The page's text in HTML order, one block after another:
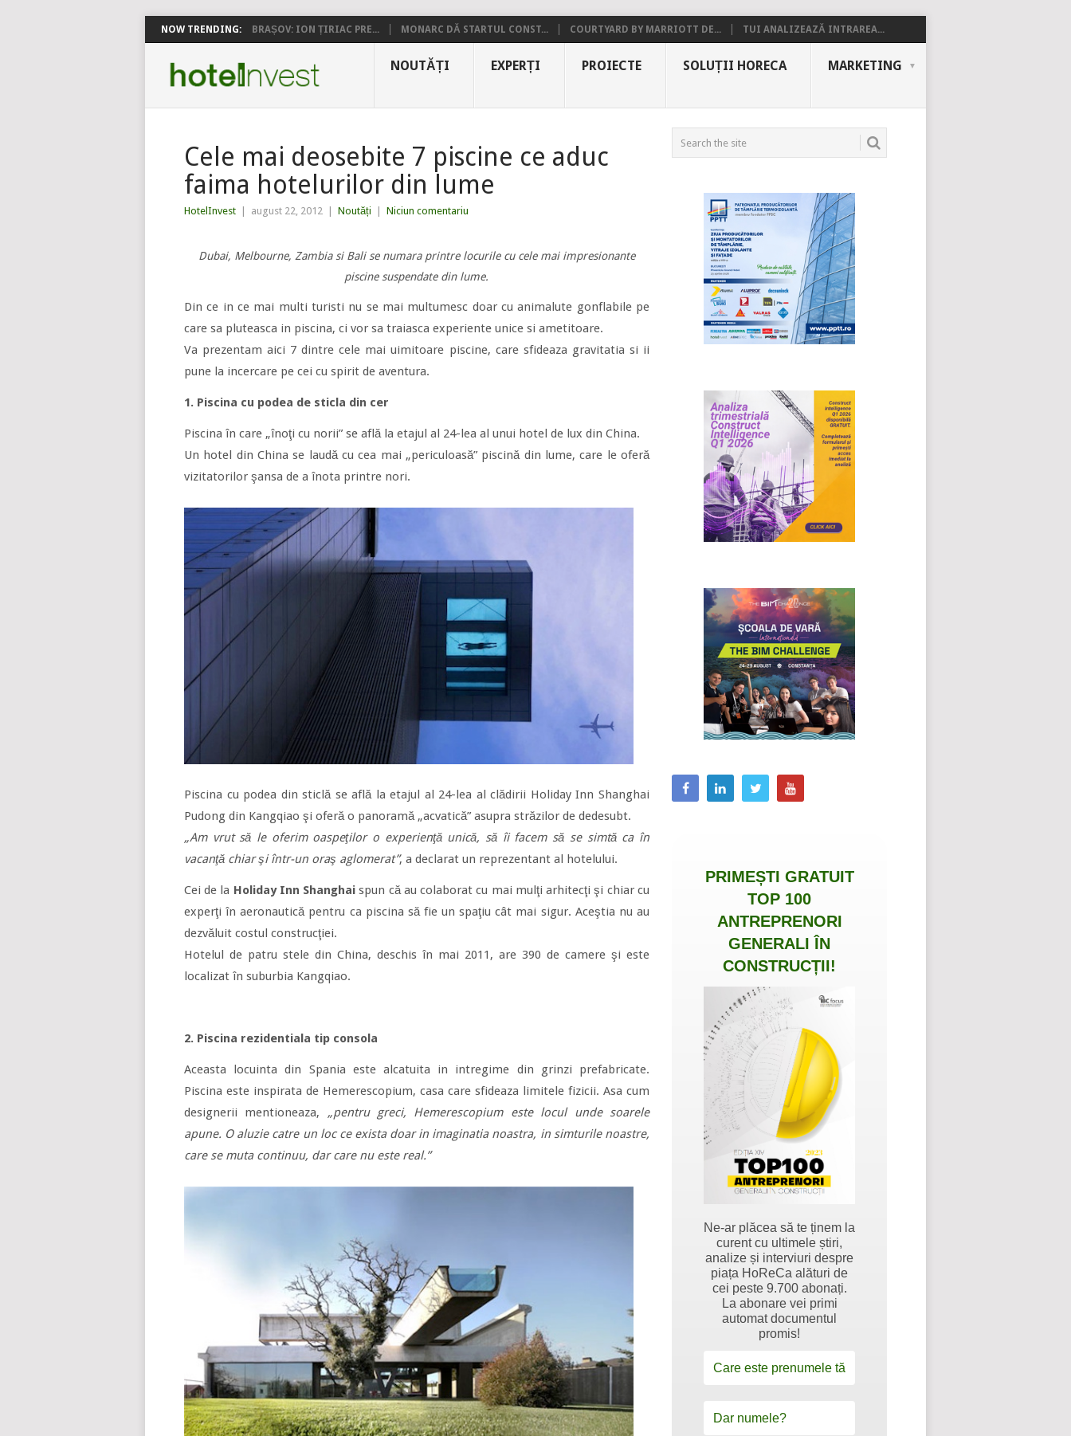
NOW TRENDING: BRAȘOV: ION ȚIRIAC PRE... MONARC DĂ STARTUL CONST... COURTYARD BY MARRIOTT DE... TUI ANALIZEAZĂ INTRAREA...
NOUTĂȚI EXPERȚI PROIECTE SOLUȚII HORECA MARKETING
Cele mai deosebite 7 piscine ce aduc
faima hotelurilor din lume
HotelInvest august 22, 2012 Noutăți Niciun comentariu
Dubai, Melbourne, Zambia si Bali se numara printre locurile cu cele mai impresionante
piscine suspendate din lume.
Din ce in ce mai multi turisti nu se mai multumesc doar cu animalute gonflabile pe
care sa pluteasca in piscina, ci vor sa traiasca experiente unice si ametitoare.
Va prezentam aici 7 dintre cele mai uimitoare piscine, care sfideaza gravitatia si ii
pune la incercare pe cei cu spirit de aventura.
1. Piscina cu podea de sticla din cer
Piscina în care „înoţi cu norii” se află la etajul al 24-lea al unui hotel de lux din China.
Un hotel din China se laudă cu cea mai „periculoasă” piscină din lume, care le oferă
vizitatorilor şansa de a înota printre nori.
Piscina cu podea din sticlă se află la etajul al 24-lea al clădirii Holiday Inn Shanghai
Pudong din Kangqiao şi oferă o panoramă „acvatică” asupra străzilor de dedesubt.
„Am vrut să le oferim oaspeţilor o experienţă unică, să îi facem să se simtă ca în
vacanţă chiar şi într-un oraş aglomerat”, a declarat un reprezentant al hotelului.
Cei de la Holiday Inn Shanghai spun că au colaborat cu mai mulţi arhitecţi şi chiar cu
experţi în aeronautică pentru ca piscina să fie un spaţiu cât mai sigur. Aceştia nu au
dezvăluit costul construcţiei.
Hotelul de patru stele din China, deschis în mai 2011, are 390 de camere şi este
localizat în suburbia Kangqiao.
2. Piscina rezidentiala tip consola
Aceasta locuinta din Spania este alcatuita in intregime din grinzi prefabricate.
Piscina este inspirata de Hemerescopium, casa care sfideaza limitele fizicii. Asa cum
designerii mentioneaza, „pentru greci, Hemerescopium este locul unde soarele
apune. O aluzie catre un loc ce exista doar in imaginatia noastra, in simturile noastre,
care se muta continuu, dar care nu este real.”
PRIMEȘTI GRATUIT
TOP 100
ANTREPRENORI
GENERALI ÎN
CONSTRUCȚII!
Ne-ar plăcea să te ținem la
curent cu ultimele știri,
analize și interviuri despre
piața HoReCa alături de
cei peste 9.700 abonați.
La abonare vei primi
automat documentul
promis!